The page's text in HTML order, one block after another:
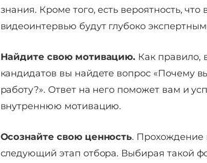
знания. Кроме того, есть вероятность,
видеоинтервью будут глубоко
Найдите свою мотивацию. Как правило,
кандидатов вы найдете вопрос «Почему
работу?». Ответ на него поможет вам и
внутреннюю мотивацию.
Осознайте свою ценность. Прохождение
следующий этап отбора. Выбирая такой